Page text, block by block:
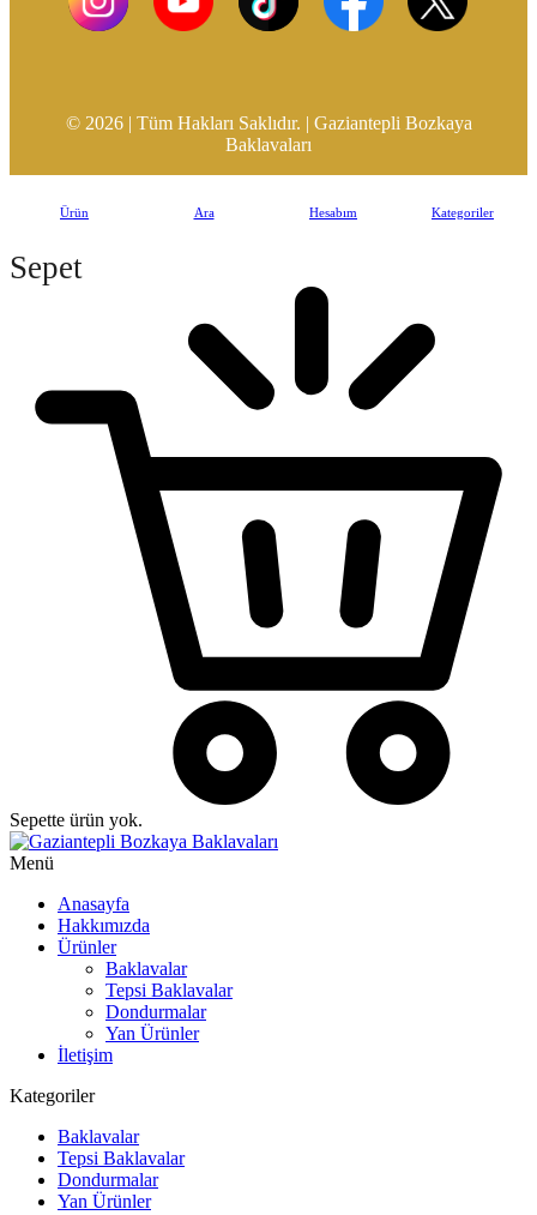
© 2026 | Tüm Hakları Saklıdır. | Gaziantepli Bozkaya
Baklavaları
Ürün Ara Hesabım Kategoriler
Sepette ürün yok.
Menü
Anasayfa
Hakkımızda
Ürünler
Baklavalar
Tepsi Baklavalar
Dondurmalar
Yan Ürünler
İletişim
Kategoriler
Baklavalar
Tepsi Baklavalar
Dondurmalar
Yan Ürünler